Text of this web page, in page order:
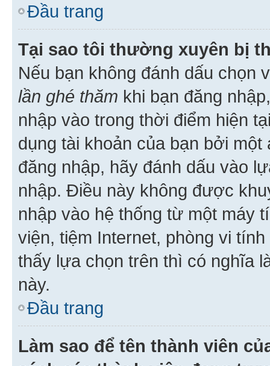
Đầu trang
Tại sao tôi thường xuyên bị
Nếu bạn không đánh dấu chọn
lần ghé thăm khi bạn đăng
nhập vào trong thời điểm hiện
dụng tài khoản của bạn bởi
đăng nhập, hãy đánh dấu vào
nhập. Điều này không được
nhập vào hệ thống từ một máy
viện, tiệm Internet, phòng vi
thấy lựa chọn trên thì có nghĩa
này.
Đầu trang
Làm sao để tên thành viên